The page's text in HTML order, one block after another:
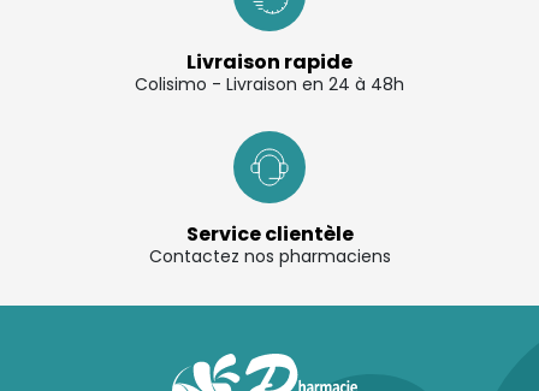
Livraison rapide
Colisimo - Livraison en 24 à 48h
Service clientèle
Contactez nos pharmaciens